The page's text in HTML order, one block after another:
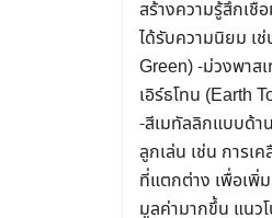
สร้างความรู้สึกเ
ได้รับความนิยม เ
Green) -ม่วงพาส
เอิร์ธโทน (Earth
-สีเมทัลลิกแบบด้า
ลูกเล่น เช่น การเ
ที่แตกต่าง เพื่อเ
มูลค่ามากขึ้น แนว